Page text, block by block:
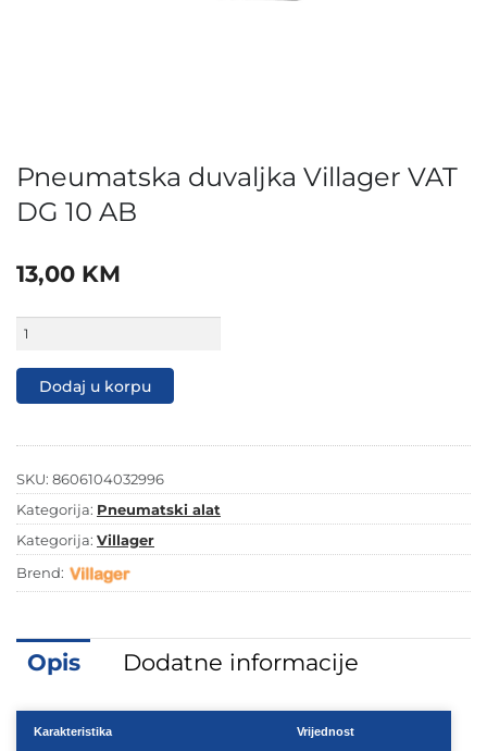
Pneumatska duvaljka Villager VAT
DG 10 AB
13,00 KM
duvaljka
VAT
količina
Dodaj u korpu
SKU: 8606104032996
Kategorija: Pneumatski alat
Kategorija: Villager
Brend:
Opis Dodatne informacije
Karakteristika Vrijednost